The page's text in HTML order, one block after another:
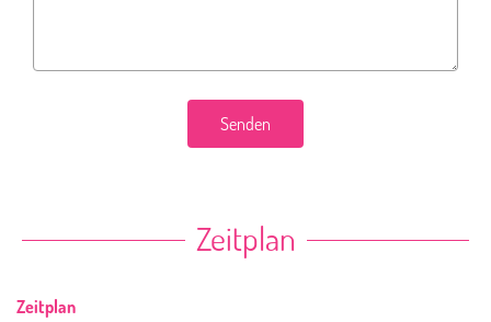
Senden
Zeitplan
Zeitplan